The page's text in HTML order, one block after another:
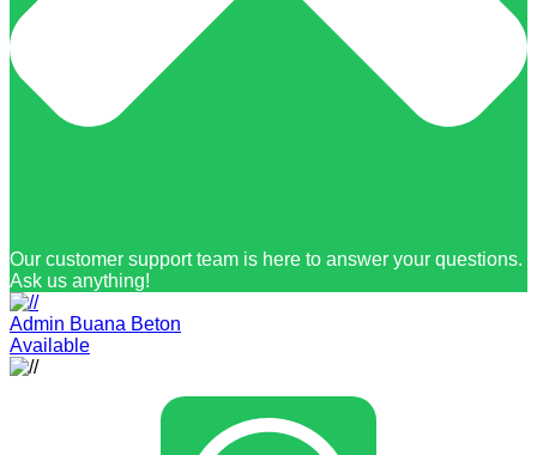
Our customer support team is here to answer your questions.
Ask us anything!
Admin Buana Beton
Available